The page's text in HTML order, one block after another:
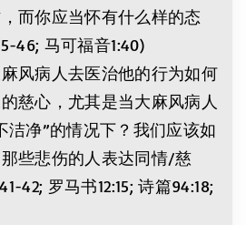
而你应当怀有什么样的态
46; 马可福音1:40)
风病人去医治他的行为如何
慈心，尤其是当大麻风病人
洁净”的情况下？我们应该如
些悲伤的人表达同情/慈
42; 罗马书12:15; 诗篇94:18;